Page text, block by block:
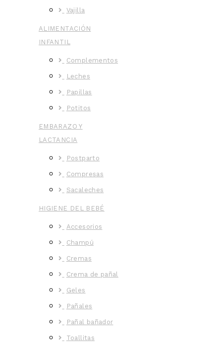
Vajilla
ALIMENTACIÓN
INFANTIL
Complementos
Leches
Papillas
Potitos
EMBARAZO Y
LACTANCIA
Postparto
Compresas
Sacaleches
HIGIENE DEL BEBÉ
Accesorios
Champú
Cremas
Crema de pañal
Geles
Pañales
Pañal bañador
Toallitas